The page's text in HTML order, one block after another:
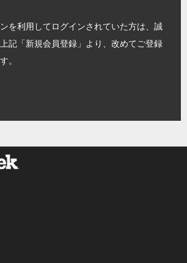
を利用してログインされていた方は、誠
記「新規会員登録」より、改めてご登録
。